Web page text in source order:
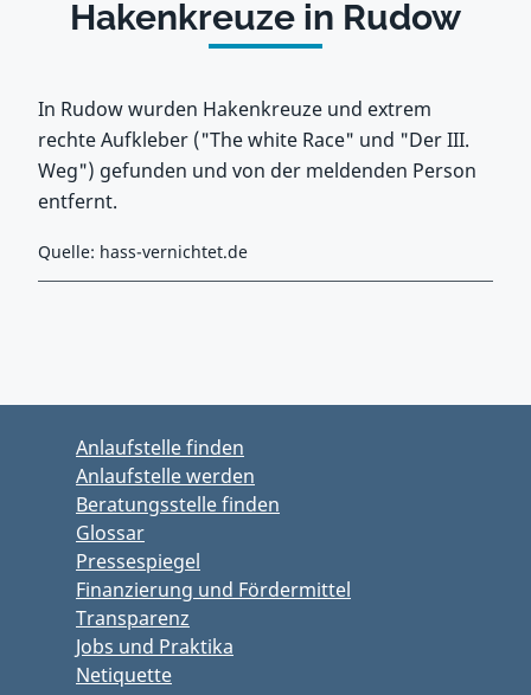
Hakenkreuze in Rudow
In Rudow wurden Hakenkreuze und extrem
rechte Aufkleber ("The white Race" und "Der III.
Weg") gefunden und von der meldenden Person
entfernt.
Quelle: hass-vernichtet.de
Anlaufstelle finden
Anlaufstelle werden
Beratungsstelle finden
Glossar
Pressespiegel
Finanzierung und Fördermittel
Transparenz
Jobs und Praktika
Netiquette